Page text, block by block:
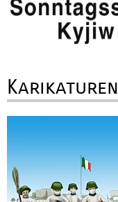
Karikaturen